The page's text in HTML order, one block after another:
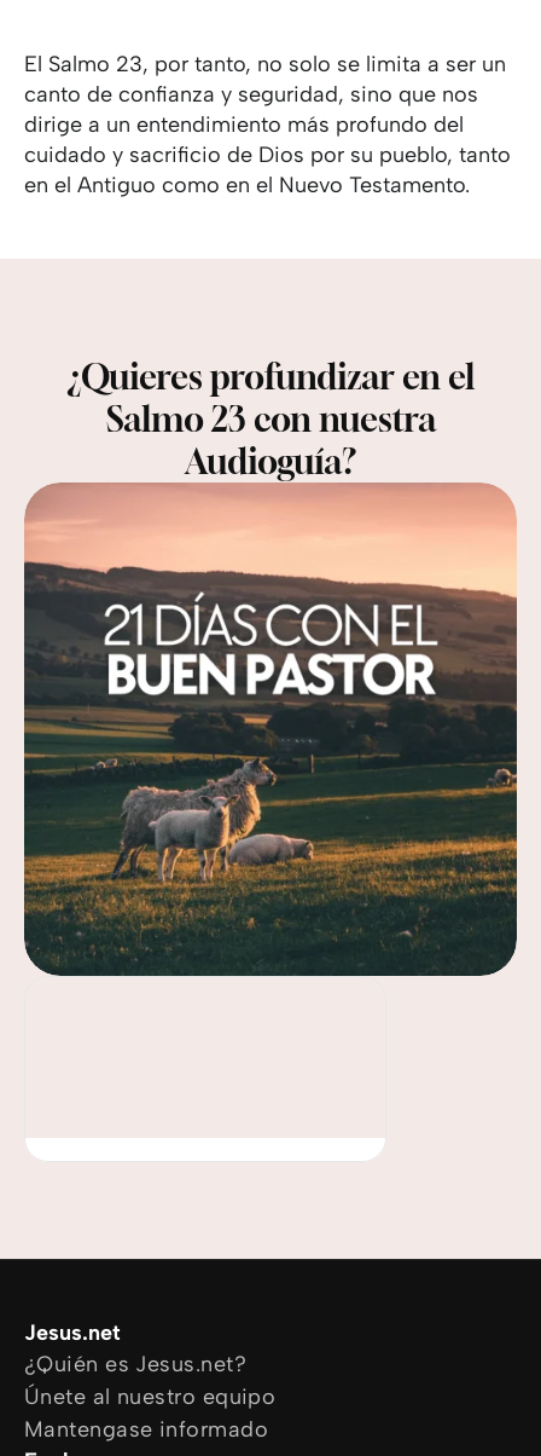
El Salmo 23, por tanto, no solo se limita a ser un
canto de confianza y seguridad, sino que nos
dirige a un entendimiento más profundo del
cuidado y sacrificio de Dios por su pueblo, tanto
en el Antiguo como en el Nuevo Testamento.
¿Quieres profundizar en el
Salmo 23 con nuestra
Audioguía?
Jesus.net
¿Quién es Jesus.net?
Únete al nuestro equipo
Mantengase informado